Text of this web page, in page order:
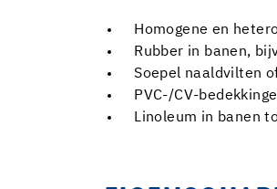
Homogene en
Rubber in banen,
Soepel naaldvilten
PVC-/CV-
Linoleum in banen